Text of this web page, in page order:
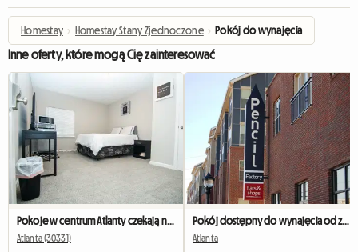
Homestay › Homestay Stany Zjednoczone › Pokój do wynajęcia
Inne oferty, które mogą Cię zainteresować
Pokoje w centrum Atlanty czekają na CIEBIE!!
Atlanta (30331)
Pokój dostępny do wynajęcia od zaraz
Atlanta